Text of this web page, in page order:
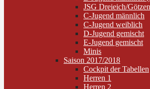
JSG Dreieich/
C-Jugend männlich
C-Jugend weiblich
D-Jugend gemischt
E-Jugend gemischt
Minis
Saison 2017/2018
Cockpit der Tabellen
Herren 1
Herren 2